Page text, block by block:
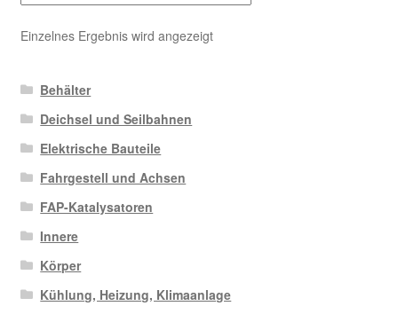
Einzelnes Ergebnis wird angezeigt
Behälter
Deichsel und Seilbahnen
Elektrische Bauteile
Fahrgestell und Achsen
FAP-Katalysatoren
Innere
Körper
Kühlung, Heizung, Klimaanlage